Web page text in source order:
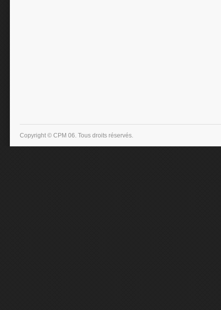
Copyright © CPM 06. Tous droits réservés.